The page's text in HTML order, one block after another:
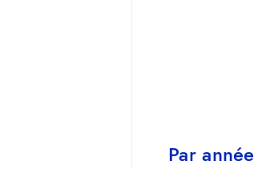
Par année